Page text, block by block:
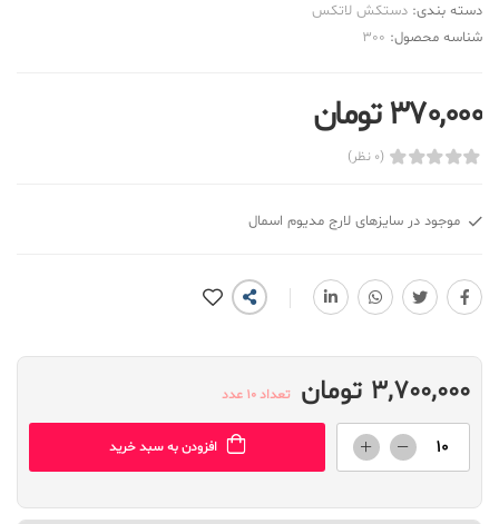
دسته بندی: دستکش لاتکس
شناسه محصول: 300
370,000 تومان
(0 نظر)
موجود در سایزهای لارج مدیوم اسمال
3,700,000 تومان تعداد 10 عدد
افزودن به سبد خرید